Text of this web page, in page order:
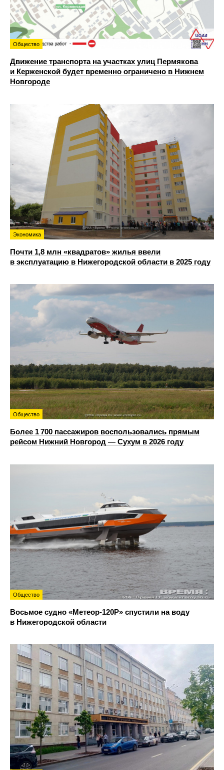
Общество
Движение транспорта на участках улиц Пермякова
и Керженской будет временно ограничено в Нижнем
Новгороде
Экономика
Почти 1,8 млн «квадратов» жилья ввели
в эксплуатацию в Нижегородской области в 2025 году
Общество
Более 1 700 пассажиров воспользовались прямым
рейсом Нижний Новгород — Сухум в 2026 году
Общество
Восьмое судно «Метеор-120Р» спустили на воду
в Нижегородской области